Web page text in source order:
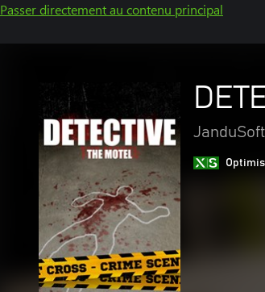
Passer directement au contenu principal
JanduSoft